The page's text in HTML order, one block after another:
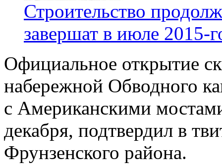
Строительство
завершат в июле 2015-
Официальное открытие
набережной Обводного
с Американскими
декабря, подтвердил в
Фрунзенского района.